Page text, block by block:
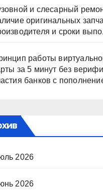
и слесарный
оригинальных
и сроки
работы
за 5 минут без
банков с
2026
2026